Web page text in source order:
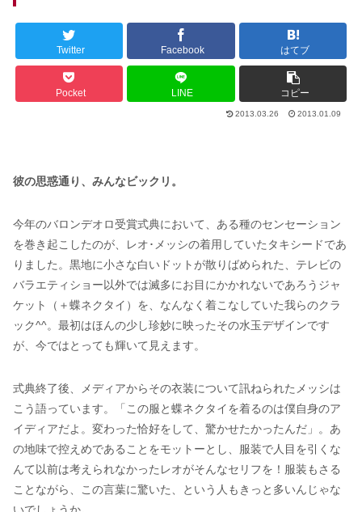
Twitter Facebook はてブ
Pocket LINE コピー
2013.03.26 2013.01.09
彼の思惑通り、みんなビックリ。
今年のバロンデオロ受賞式典において、ある種のセンセーション
を巻き起こしたのが、レオ･メッシの着用していたタキシードであ
りました。黒地に小さな白いドットが散りばめられた、テレビの
バラエティショー以外では滅多にお目にかかれないであろうジャ
ケット（＋蝶ネクタイ）を、なんなく着こなしていた我らのクラ
ック^^。最初はほんの少し珍妙に映ったその水玉デザインです
が、今ではとっても輝いて見えます。
式典終了後、メディアからその衣装について訊ねられたメッシは
こう語っています。「この服と蝶ネクタイを着るのは僕自身のア
イディアだよ。変わった恰好をして、驚かせたかったんだ」。あ
の地味で控えめであることをモットーとし、服装で人目を引くな
んて以前は考えられなかったレオがそんなセリフを！服装もさる
ことながら、この言葉に驚いた、という人もきっと多いんじゃな